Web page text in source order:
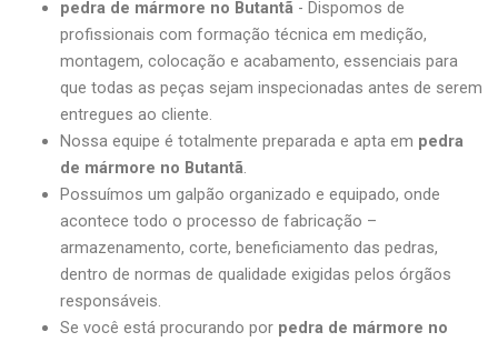
pedra de mármore no Butantã- Dispomos de
profissionais com formação técnica em medição,
montagem, colocação e acabamento, essenciais para
que todas as peças sejam inspecionadas antes de serem
entregues ao cliente.
Nossa equipe é totalmente preparada e apta em pedra
de mármore no Butantã.
Possuímos um galpão organizado e equipado, onde
acontece todo o processo de fabricação –
armazenamento, corte, beneficiamento das pedras,
dentro de normas de qualidade exigidas pelos órgãos
responsáveis.
Se você está procurando por pedra de mármore no